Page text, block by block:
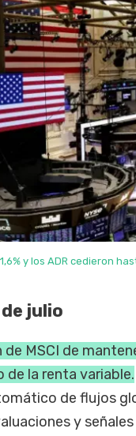
y los ADR cedieron
julio
de MSCI de
de la renta variable.
de flujos
y